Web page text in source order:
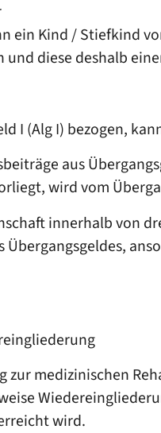
ein Kind / Stiefkind
und diese deshalb
I (Alg I) bezogen,
aus
wird vom
innerhalb von
Übergangsgeldes,
zur medizinischen
wird.